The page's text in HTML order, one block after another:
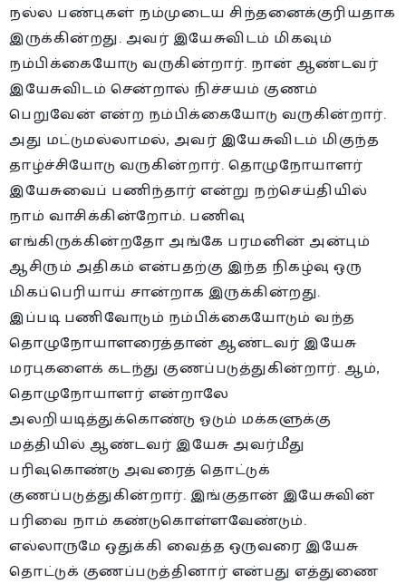
நல்ல பண்புகள் நம்முடைய சிந்தனைக்குரியதாக
இருக்கின்றது. அவர் இயேசுவிடம் மிகவும்
நம்பிக்கையோடு வருகின்றார். நான் ஆண்டவர்
இயேசுவிடம் சென்றால் நிச்சயம் குணம்
பெறுவேன் என்ற நம்பிக்கையோடு வருகின்றார்.
அது மட்டுமல்லாமல், அவர் இயேசுவிடம் மிகுந்த
தாழ்ச்சியோடு வருகின்றார். தொழுநோயாளர்
இயேசுவைப் பணிந்தார் என்று நற்செய்தியில்
நாம் வாசிக்கின்றோம். பணிவு
எங்கிருக்கின்றதோ அங்கே பரமனின் அன்பும்
ஆசிரும் அதிகம் என்பதற்கு இந்த நிகழ்வு ஒரு
மிகப்பெரியாய் சான்றாக இருக்கின்றது.
இப்படி பணிவோடும் நம்பிக்கையோடும் வந்த
தொழுநோயாளரைத்தான் ஆண்டவர் இயேசு
மரபுகளைக் கடந்து குணப்படுத்துகின்றார். ஆம்,
தொழுநோயாளர் என்றாலே
அலறியடித்துக்கொண்டு ஓடும் மக்களுக்கு
மத்தியில் ஆண்டவர் இயேசு அவர்மீது
பரிவுகொண்டு அவரைத் தொட்டுக்
குணப்படுத்துகின்றார். இங்குதான் இயேசுவின்
பரிவை நாம் கண்டுகொள்ளவேண்டும்.
எல்லாருமே ஒதுக்கி வைத்த ஒருவரை இயேசு
தொட்டுக் குணப்படுத்தினார் என்பது எத்துணை